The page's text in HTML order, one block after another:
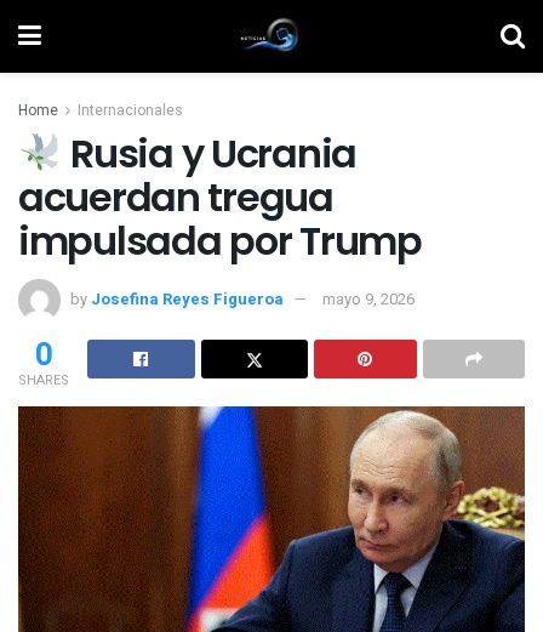
Home Internacionales
Rusia y Ucrania
acuerdan tregua
impulsada por Trump
by Josefina Reyes Figueroa mayo 9, 2026
0
SHARES